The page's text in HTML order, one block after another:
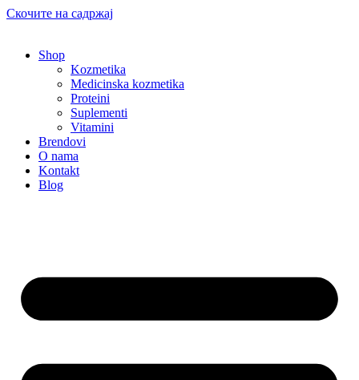
Скочите на садржај
Shop
Kozmetika
Medicinska kozmetika
Proteini
Suplementi
Vitamini
Brendovi
O nama
Kontakt
Blog